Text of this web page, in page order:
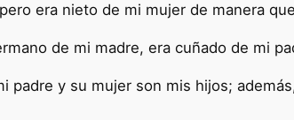
era nieto de mi mujer de manera
de mi madre, era cuñado de mi
padre y su mujer son mis hijos;